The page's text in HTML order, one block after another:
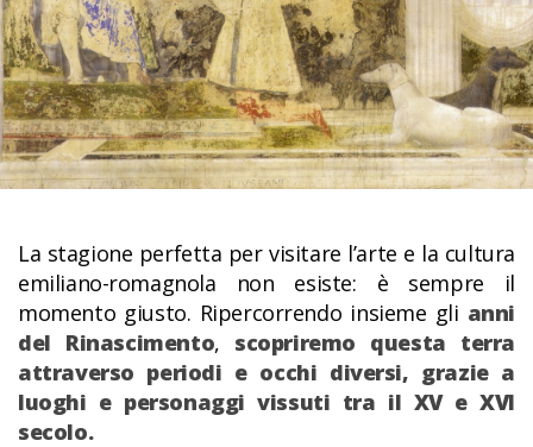
La stagione perfetta per visitare l’arte e la cultura
emiliano-romagnola non esiste: è sempre il
momento giusto. Ripercorrendo insieme gli anni
del Rinascimento, scopriremo questa terra
attraverso periodi e occhi diversi, grazie a
luoghi e personaggi vissuti tra il XV e XVI
secolo.